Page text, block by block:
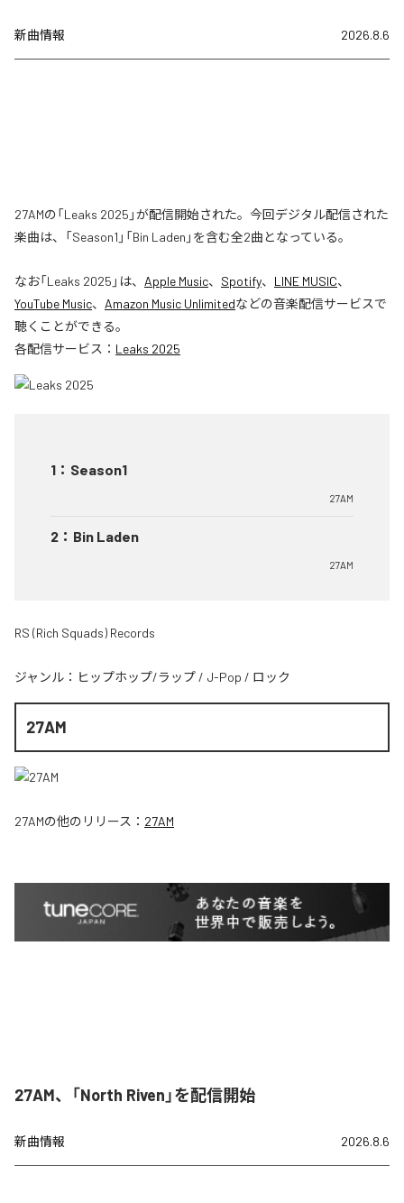
新曲情報 2026.8.6
27AMの「Leaks 2025」が配信開始された。今回デジタル配信された
楽曲は、「Season1」「Bin Laden」を含む全2曲となっている。
なお「Leaks 2025 」は、 Apple Music、 Spotify、 LINE MUSIC、
YouTube Music、 Amazon Music Unlimitedなどの音楽配信サービスで
聴くことができる。
各配信サービス： Leaks 2025
1 ： Season1
27AM
2 ： Bin Laden
27AM
RS (Rich Squads) Records
ジャンル： ヒップホップ/ラップ / J-Pop / ロック
27AM
27AMの他のリリース： 27AM
27AM、「North Riven」を配信開始
新曲情報 2026.8.6